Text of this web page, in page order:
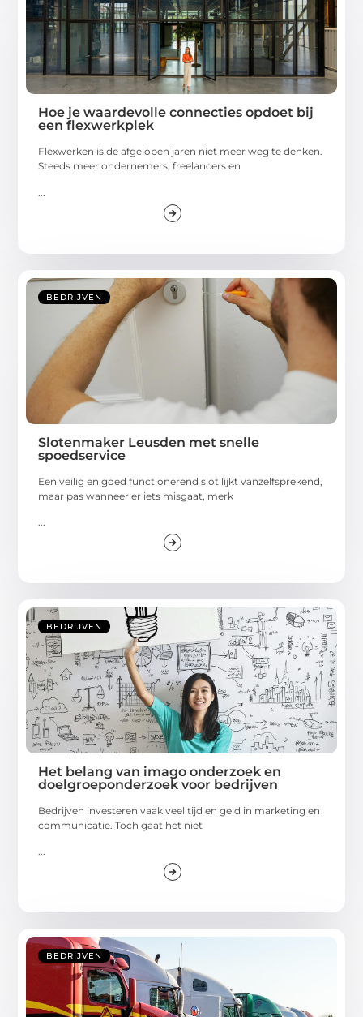
Hoe je waardevolle connecties opdoet bij
een flexwerkplek
Flexwerken is de afgelopen jaren niet meer weg te denken.
Steeds meer ondernemers, freelancers en
BEDRIJVEN
Slotenmaker Leusden met snelle
spoedservice
Een veilig en goed functionerend slot lijkt vanzelfsprekend,
maar pas wanneer er iets misgaat, merk
...
BEDRIJVEN
Het belang van imago onderzoek en
doelgroeponderzoek voor bedrijven
Bedrijven investeren vaak veel tijd en geld in marketing en
communicatie. Toch gaat het niet
...
BEDRIJVEN